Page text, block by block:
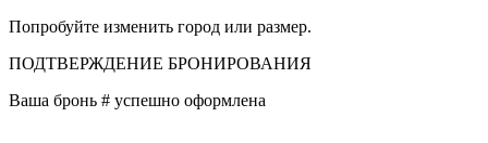
Попробуйте изменить город или размер.
ПОДТВЕРЖДЕНИЕ БРОНИРОВАНИЯ
Ваша бронь # успешно оформлена